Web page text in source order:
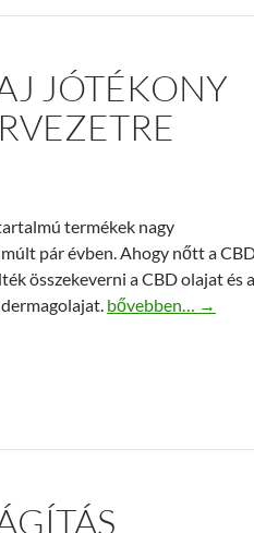
JÓTÉKONY
termékek nagy
pár évben. Ahogy nőtt a
összekeverni a CBD olajat és a
A kender olaj
bővebben… →